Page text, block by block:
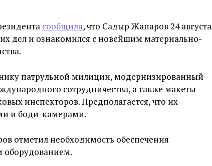
сообщила, что Садыр Жапаров 24 августа
дел и ознакомился с новейшим материально-
патрульной милиции, модернизированный
сотрудничества, а также макеты
инспекторов. Предполагается, что их
и боди-камерами.
отметил необходимость обеспечения
оборудованием.